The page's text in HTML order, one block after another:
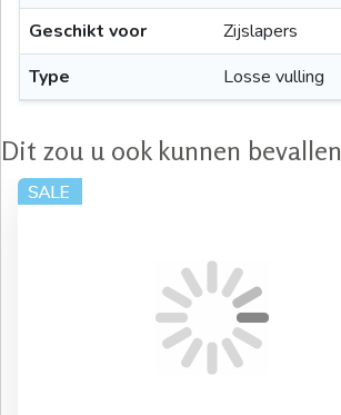
Geschikt voor
Zijslapers
Type
Losse vulling
Dit zou u ook kunnen bevallen